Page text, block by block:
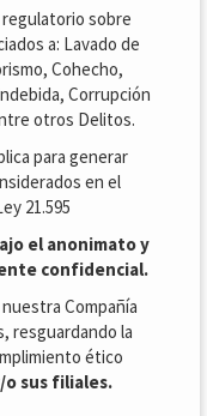
sobre
a: Lavado de
Cohecho,
Corrupción
otros Delitos.
para generar
en el
21.595
el anonimato y
confidencial.
Compañía
resguardando la
ético
o sus filiales.